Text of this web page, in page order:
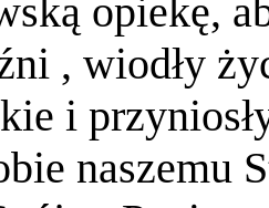
opiekę,
, wiodły
i
naszemu